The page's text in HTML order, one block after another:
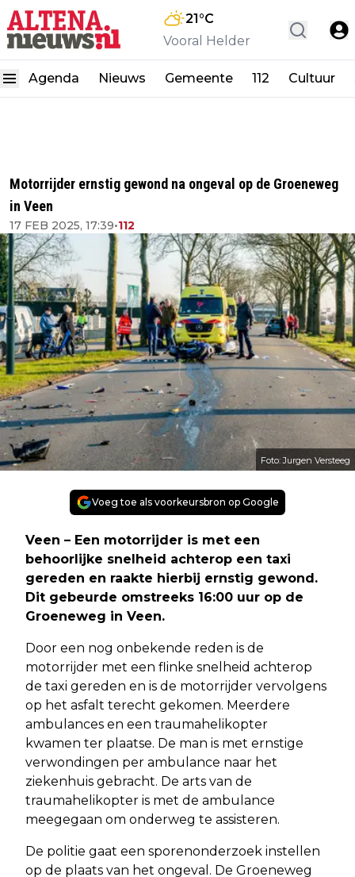
21°C
Vooral Helder
Agenda Nieuws Gemeente 112 Cultuur
Motorrijder ernstig gewond na ongeval op de Groeneweg
in Veen
17 FEB 2025, 17:39•112
Foto: Jurgen Versteeg
Voeg toe als voorkeursbron op Google
Veen – Een motorrijder is met een
behoorlijke snelheid achterop een taxi
gereden en raakte hierbij ernstig gewond.
Dit gebeurde omstreeks 16:00 uur op de
Groeneweg in Veen.
Door een nog onbekende reden is de
motorrijder met een flinke snelheid achterop
de taxi gereden en is de motorrijder vervolgens
op het asfalt terecht gekomen. Meerdere
ambulances en een traumahelikopter
kwamen ter plaatse. De man is met ernstige
verwondingen per ambulance naar het
ziekenhuis gebracht. De arts van de
traumahelikopter is met de ambulance
meegegaan om onderweg te assisteren.
De politie gaat een sporenonderzoek instellen
op de plaats van het ongeval. De Groeneweg